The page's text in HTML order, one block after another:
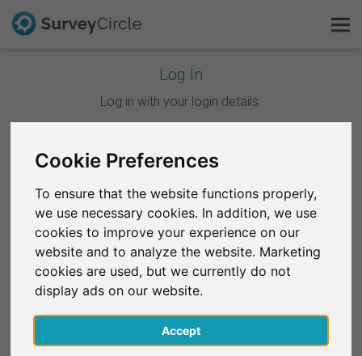
Cookie Preferences
To ensure that the website functions properly,
we use necessary cookies. In addition, we use
cookies to improve your experience on our
website and to analyze the website. Marketing
cookies are used, but we currently do not
display ads on our website.
Accept
Log In
Log in with your login details.
Continuer avec Google
Continuer avec Facebook
OU
E-mail*
Mot de passe*
C'est SurveyCircle
FAQ
S'inscrire gratuitement
S'inscrire
English